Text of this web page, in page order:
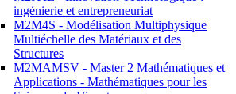
ingénierie et entrepreneuriat
M2M4S - Modélisation Multiphysique
Multiéchelle des Matériaux et des
Structures
M2MAMSV - Master 2 Mathématiques et
Applications - Mathématiques pour les